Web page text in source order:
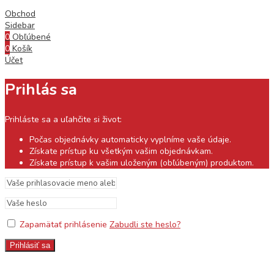
Obchod
Sidebar
0 Obľúbené
0 Košík
Účet
Prihlás sa
Prihláste sa a uľahčite si život:
Počas objednávky automaticky vyplníme vaše údaje.
Získate prístup ku všetkým vašim objednávkam.
Získate prístup k vašim uloženým (obľúbeným) produktom.
Zapamätať prihlásenie Zabudli ste heslo?
Prihlásiť sa